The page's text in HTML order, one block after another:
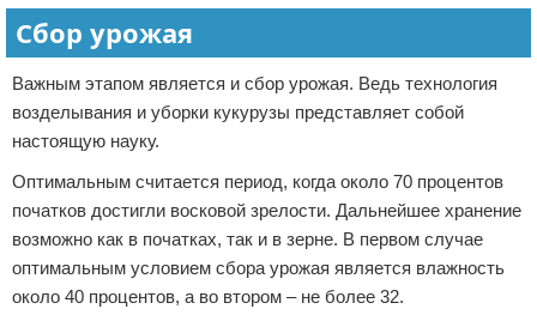
Сбор урожая
Важным этапом является и сбор урожая. Ведь технология
возделывания и уборки кукурузы представляет собой
настоящую науку.
Оптимальным считается период, когда около 70 процентов
початков достигли восковой зрелости. Дальнейшее хранение
возможно как в початках, так и в зерне. В первом случае
оптимальным условием сбора урожая является влажность
около 40 процентов, а во втором – не более 32.